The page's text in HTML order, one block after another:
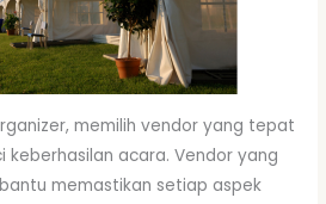
memilih vendor yang tepat
keberhasilan acara. Vendor yang
memastikan setiap aspek